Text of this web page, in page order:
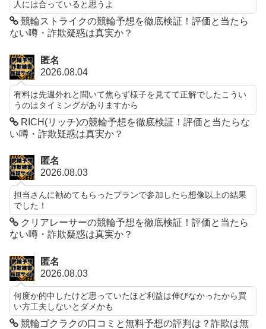
人には合っていると思うよ
競輪ストライクの競輪予想を徹底検証！評価と当たら
ない噂・詐欺疑惑は真実か？
匿名
2026.08.04
有料は先週外れと聞いて焦らず様子を見てて正解でしたこうい
うのはタイミングがありますから
RICH(リッチ)の競輪予想を徹底検証！評価と当たらな
い噂・詐欺疑惑は真実か？
匿名
2026.08.03
担当さんに勧めてもらったプランで参加したら想像以上の結果
でした！
クリアレーサーの競輪予想を徹底検証！評価と当たら
ない噂・詐欺疑惑は真実か？
匿名
2026.08.03
何度か的中したけど思っていたほど利益は伸びなかったから買
い方工夫しないとダメかも
競輪ゴクラクの口コミと無料予想の評判は？詐欺は無